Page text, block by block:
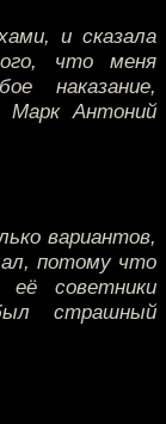
и сказала
что меня
наказание,
Антоний
вариантов,
потому что
её советники
страшный